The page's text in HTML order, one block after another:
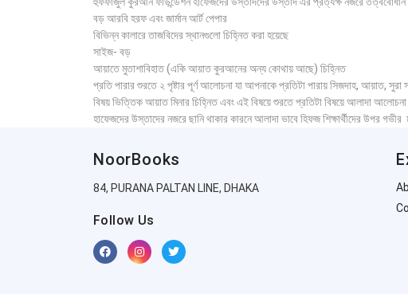
বড় আরবি হরফ এবং জার্মান আর্ট পেপার
বিভিন্ন কালারে তাজবিদের স্থানগুলো চিহ্নিত করা হয়েছে
সাইজ- বড়
আয়াতে মুতাশাবিহাত (একি আয়াত কুরআনের অন্য কোথায় আছে) চিহ্নিত
প্রতি পারার শুরতে ২ পৃষ্টার পূর্ণ আলোচনা যা আপনাকে প্রতিটা পারায় সিজদাহ, আয়াত, সুরা
বিষয় ভিত্তিক আয়াত মিনার চিহ্নিত এবং এই বিষয়ে শুরতে প্রতিটা বিষয়ে আলাদা আলোচনা
হাফেজদের উস্তাদের নজরে ছানি থাকার কারনে আলাদা ভাবে হিফজ শিক্ষার্থীদের উপর
NoorBooks
84, PURANA PALTAN LINE, DHAKA
Follow Us